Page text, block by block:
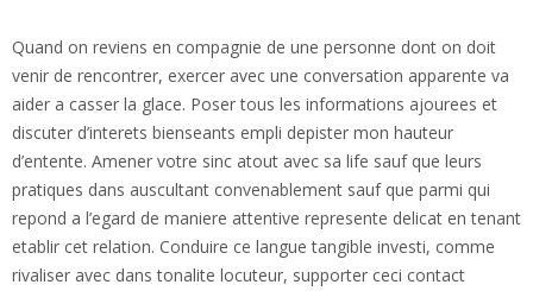
Quand on reviens en compagnie de une personne dont on doit
venir de rencontrer, exercer avec une conversation apparente va
aider a casser la glace. Poser tous les informations ajourees et
discuter d’interets bienseants empli depister mon hauteur
d’entente. Amener votre sinc atout avec sa life sauf que leurs
pratiques dans auscultant convenablement sauf que parmi qui
repond a l’egard de maniere attentive represente delicat en tenant
etablir cet relation. Conduire ce langue tangible investi, comme
rivaliser avec dans tonalite locuteur, supporter ceci contact